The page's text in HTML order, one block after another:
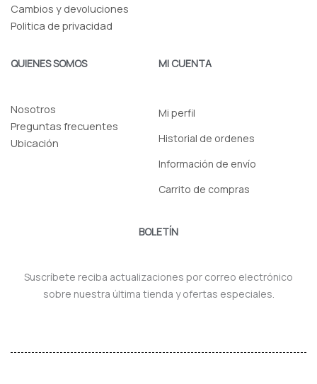
Cambios y devoluciones
Politica de privacidad
QUIENES SOMOS
Nosotros
Preguntas frecuentes
Ubicación
MI CUENTA
Mi perfil
Historial de ordenes
Información de envío
Carrito de compras
BOLETÍN
Suscríbete reciba actualizaciones por correo electrónico
sobre nuestra última tienda y ofertas especiales.